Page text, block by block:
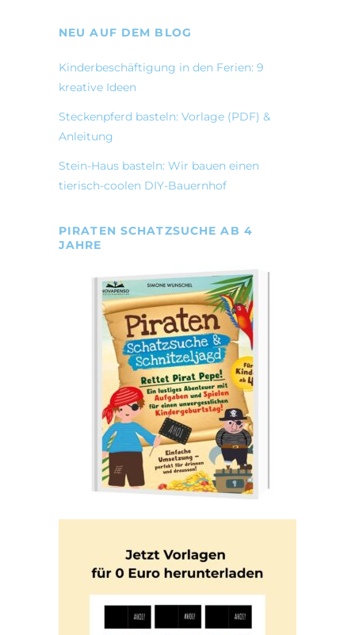
NEU AUF DEM BLOG
Kinderbeschäftigung in den Ferien: 9
kreative Ideen
Steckenpferd basteln: Vorlage (PDF) &
Anleitung
Stein-Haus basteln: Wir bauen einen
tierisch-coolen DIY-Bauernhof
PIRATEN SCHATZSUCHE AB 4
JAHRE